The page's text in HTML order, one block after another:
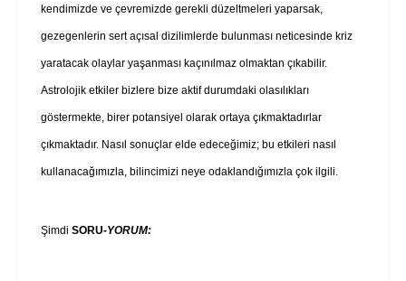
kendimizde ve çevremizde gerekli düzeltmeleri yaparsak,
gezegenlerin sert açısal dizilimlerde bulunması neticesinde kriz
yaratacak olaylar yaşanması kaçınılmaz olmaktan çıkabilir.
Astrolojik etkiler bizlere bize aktif durumdaki olasılıkları
göstermekte, birer potansiyel olarak ortaya çıkmaktadırlar
çıkmaktadır. Nasıl sonuçlar elde edeceğimiz; bu etkileri nasıl
kullanacağımızla, bilincimizi neye odaklandığımızla çok ilgili.
Şimdi SORU-YORUM: